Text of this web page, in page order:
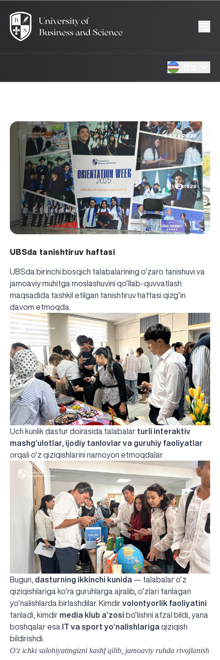
22.09.2025
1628
UBSda tanishtiruv haftasi
UBSda birinchi bosqich talabalarining o‘zaro tanishuvi va
jamoaviy muhitga moslashuvini qo‘llab-quvvatlash
maqsadida tashkil etilgan tanishtiruv haftasi qizg‘in
davom etmoqda.
Uch kunlik dastur doirasida talabalar turli interaktiv
mashg‘ulotlar, ijodiy tanlovlar va guruhiy faoliyatlar
orqali o‘z qiziqishlarini namoyon etmoqdalar.
Bugun, dasturning ikkinchi kunida — talabalar o‘z
qiziqishlariga ko‘ra guruhlarga ajralib, o‘zlari tanlagan
yo‘nalishlarda birlashdilar. Kimdir volontyorlik faoliyatini
tanladi, kimdir media klub a’zosi bo‘lishni afzal bildi, yana
boshqalar esa IT va sport yo‘nalishlariga qiziqish
bildirishdi.
O'z ichki salohiyatingizni kashf qilib, jamoaviy ruhda rivojlanish
UBS professori "Yangi O‘zbekiston yosh olimlari"
Sevimli "UBS xabarnomasi" gazetamizning yangi soni
UBS va bitiruvchi talabalar viloyat hokimligi tomonidan
Til oʻrganishda Ovropacha aytganda "level up" qilishni
Inson kapitaliga yo‘naltirilgan investitsiya — Yangi